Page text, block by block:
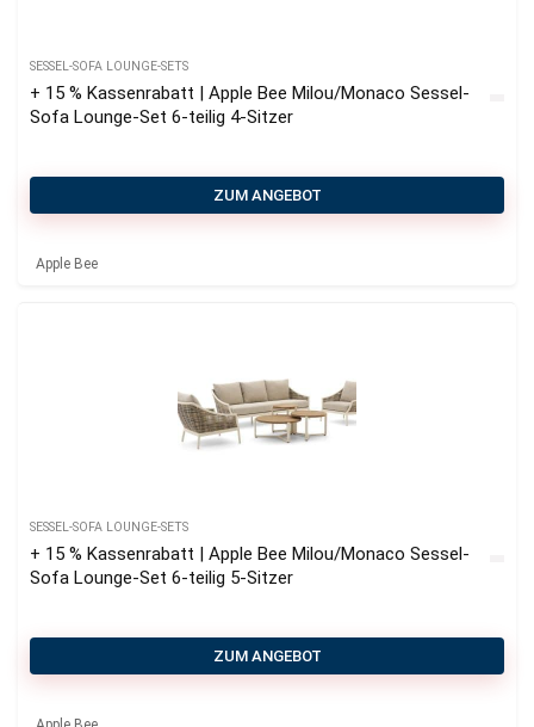
SESSEL-SOFA LOUNGE-SETS
+ 15 % Kassenrabatt | Apple Bee Milou/Monaco Sessel-
Sofa Lounge-Set 6-teilig 4-Sitzer
ZUM ANGEBOT
Apple Bee
SESSEL-SOFA LOUNGE-SETS
+ 15 % Kassenrabatt | Apple Bee Milou/Monaco Sessel-
Sofa Lounge-Set 6-teilig 5-Sitzer
ZUM ANGEBOT